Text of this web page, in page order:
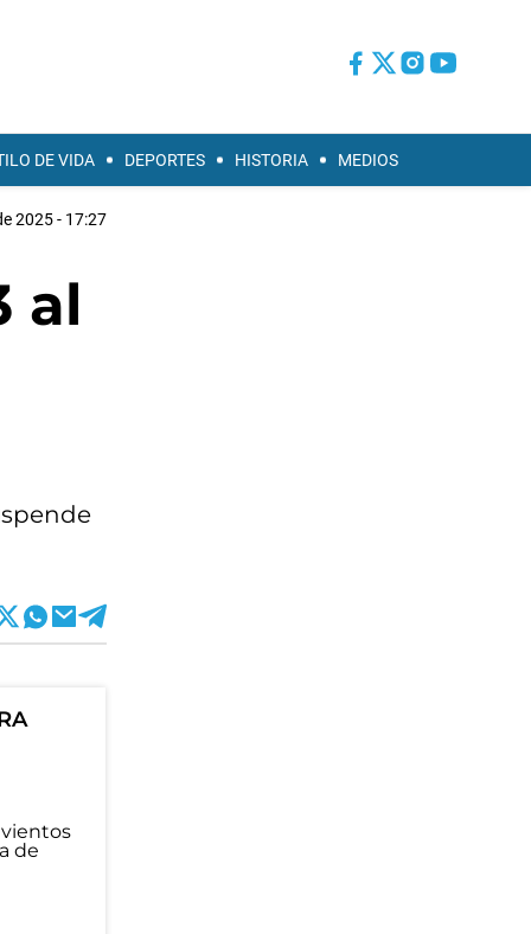
DE VIDA DEPORTES HISTORIA MEDIOS
2025 - 17:27
al